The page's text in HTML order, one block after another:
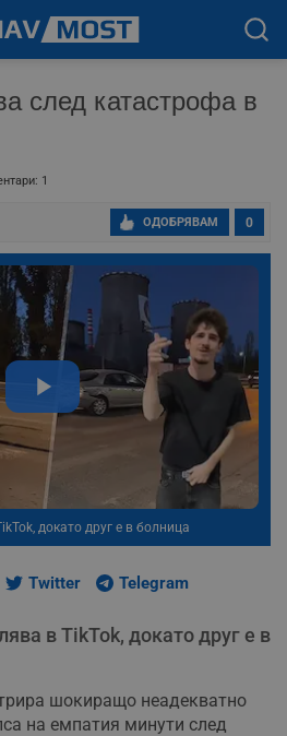
след катастрофа в
1
0
ОДОБРЯВАМ
докато друг е в болница
Twitter Telegram
в TikTok, докато друг е в
шокиращо неадекватно
на емпатия минути след